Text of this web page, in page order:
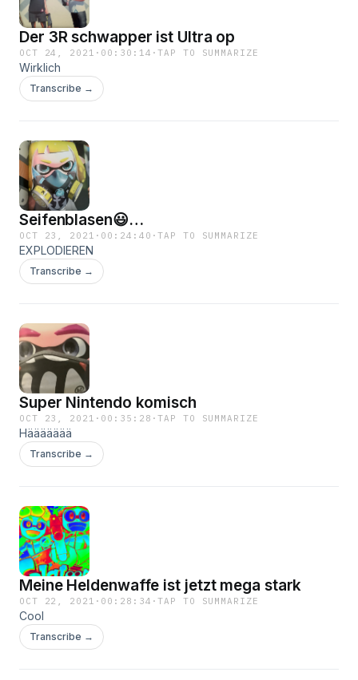
Der 3R schwapper ist Ultra op
OCT 24, 2021 · 00:30:14 ·TAP TO SUMMARIZE
Wirklich
Transcribe →
Seifenblasen😃…
OCT 23, 2021 · 00:24:40 ·TAP TO SUMMARIZE
EXPLODIEREN
Transcribe →
Super Nintendo komisch
OCT 23, 2021 · 00:35:28 ·TAP TO SUMMARIZE
Häääääää
Transcribe →
Meine Heldenwaffe ist jetzt mega stark
OCT 22, 2021 · 00:28:34 ·TAP TO SUMMARIZE
Cool
Transcribe →